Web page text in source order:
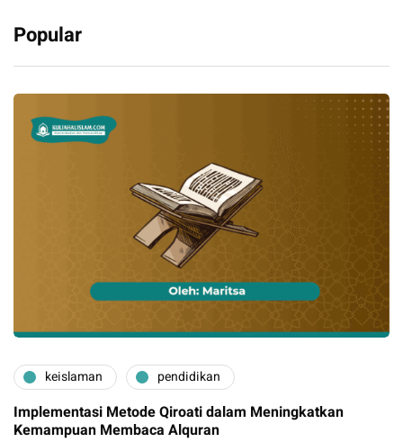
Popular
keislaman pendidikan
Implementasi Metode Qiroati dalam Meningkatkan
Kemampuan Membaca Alquran